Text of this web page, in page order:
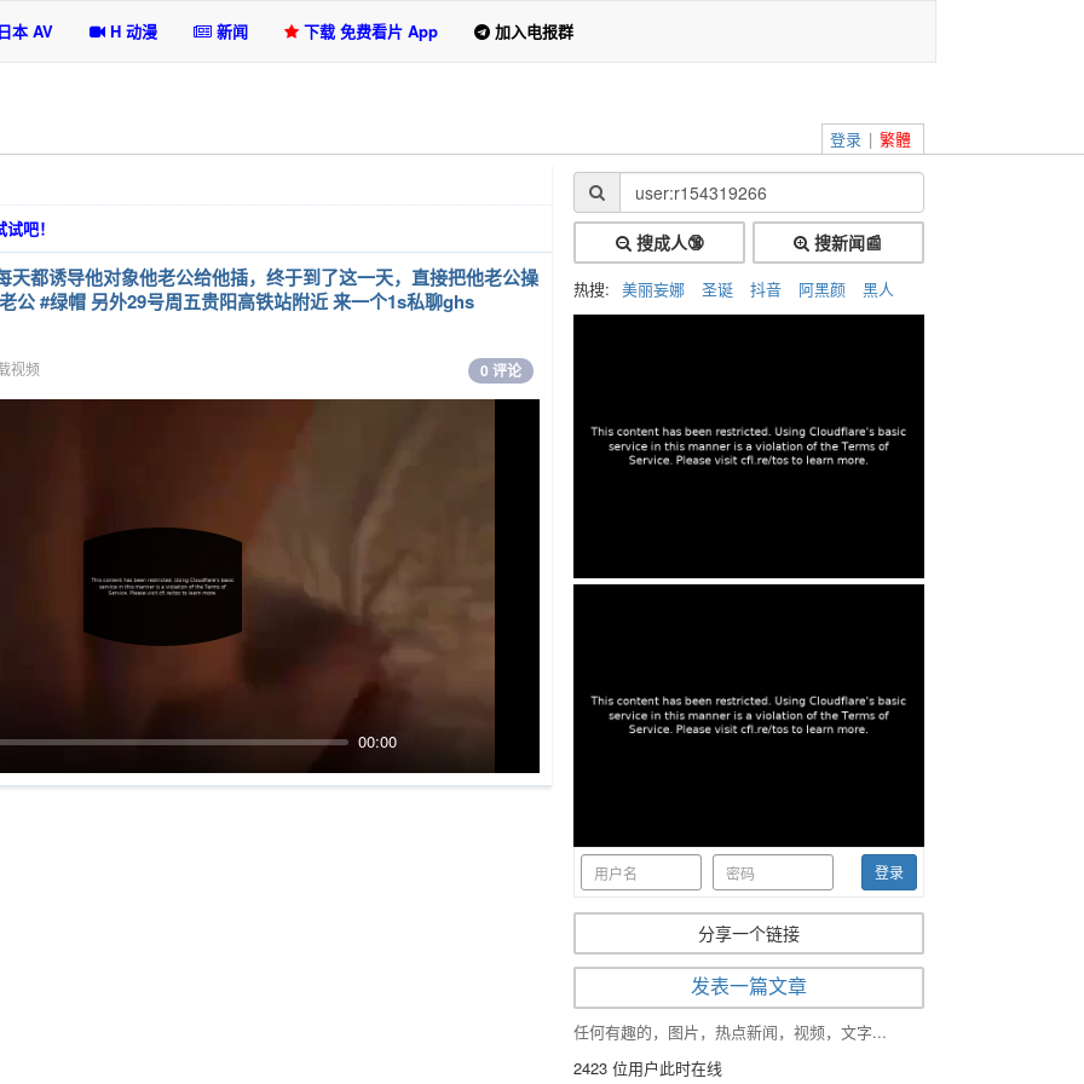
本 AV H 动漫 新闻 下载 免费看片 App 加入电报群
登录 | 繁體
搜成人🔞 搜新闻📰
热搜: 美丽妄娜 圣诞 抖音 阿黑颜 黑人
登录
分享一个链接
发表一篇文章
任何有趣的，图片，热点新闻，视频，文字...
2423 位用户此时在线
吧！
天都诱导他对象他老公给他插，终于到了这一天，直接把他老公操
公 #绿帽 另外29号周五贵阳高铁站附近 来一个1s私聊ghs
视频 0 评论
00:00
fullscreen